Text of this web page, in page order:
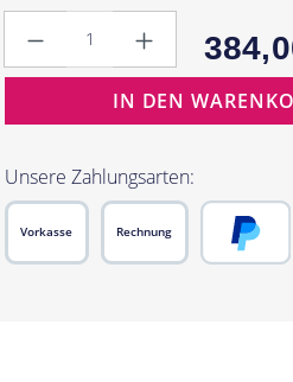
IN DEN
Unsere Zahlungsarten:
Rechnung
Vorkasse